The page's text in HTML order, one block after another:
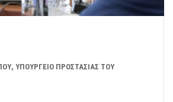
, ΥΠΟΥΡΓΕΊΟ ΠΡΟΣΤΑΣΊΑΣ ΤΟΥ